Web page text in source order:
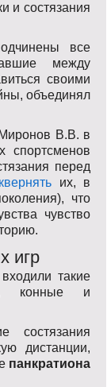
и состязания
все
между
своими
объединял
В.В. в
спортсменов
перед
их, в
что
чувство
игр
такие
конные и
состязания
дистанции,
панкратиона